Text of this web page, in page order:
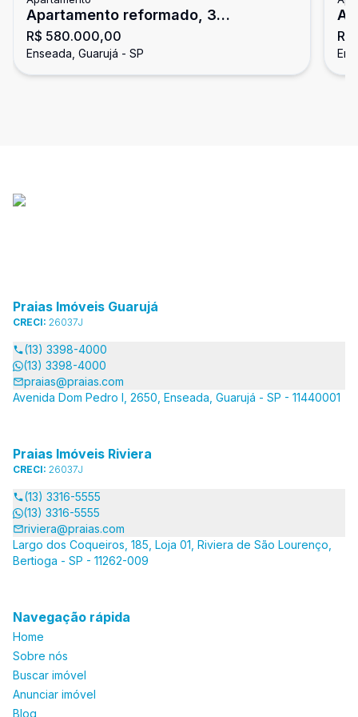
Apartamento reformado, 3
dormitórios, Enseada, Guarujá
R$ 580.000,00
Enseada, Guarujá - SP
Praias Imóveis Guarujá
CRECI: 26037J
(13) 3398-4000
(13) 3398-4000
praias@praias.com
Avenida Dom Pedro I, 2650, Enseada, Guarujá - SP - 11440001
Praias Imóveis Riviera
CRECI: 26037J
(13) 3316-5555
(13) 3316-5555
riviera@praias.com
Largo dos Coqueiros, 185, Loja 01, Riviera de São Lourenço,
Bertioga - SP - 11262-009
Navegação rápida
Home
Sobre nós
Buscar imóvel
Anunciar imóvel
Blog